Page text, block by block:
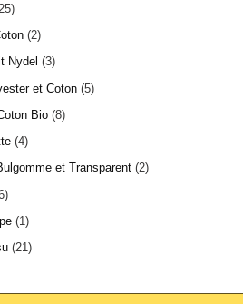
25
2
Nydel
3
et Coton 5
Bio 8
4
et Transparent 2
1
21